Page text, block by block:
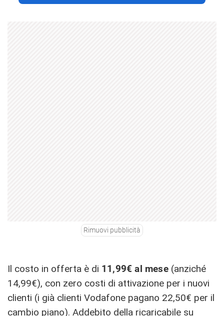
Rimuovi pubblicità
Il costo in offerta è di 11,99€ al mese(anziché
14,99€), con zero costi di attivazione per i nuovi
clienti (i già clienti Vodafone pagano 22,50€ per il
cambio piano). Addebito della ricaricabile su